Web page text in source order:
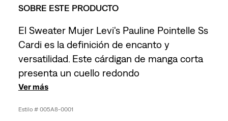
SOBRE ESTE PRODUCTO
El Sweater Mujer Levi's Pauline Pointelle Ss
Cardi es la definición de encanto y
versatilidad. Este cárdigan de manga corta
presenta un cuello redondo
Ver más
005A8-0001